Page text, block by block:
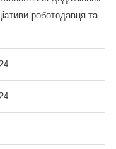
роботодавця та